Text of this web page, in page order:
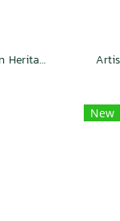
Artisan Wood Floor Hexagon Heritage
New